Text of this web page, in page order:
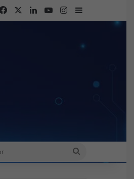
FacebookLinkedInYouTubeInstagram
Barra lateral
BUSCAR